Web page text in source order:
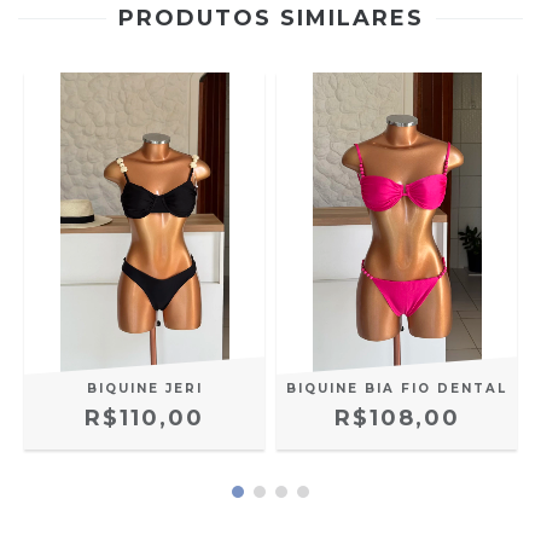
PRODUTOS SIMILARES
BIQUINE JERI
R$110,00
BIQUINE BIA FIO DENTAL
R$108,00